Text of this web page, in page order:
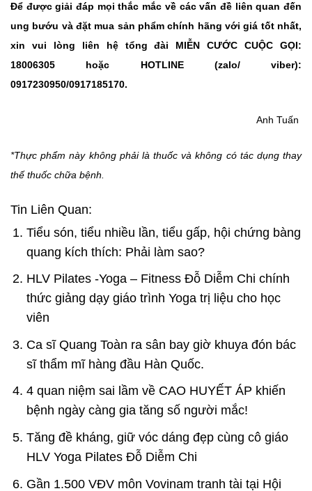
Để được giải đáp mọi thắc mắc về các vấn đề liên quan đến
ung bướu và đặt mua sản phẩm chính hãng với giá tốt nhất,
xin vui lòng liên hệ tổng đài MIỄN CƯỚC CUỘC GỌI:
18006305 hoặc HOTLINE (zalo/ viber):
0917230950/0917185170.
Anh Tuấn
*Thực phẩm này không phải là thuốc và không có tác dụng thay
thế thuốc chữa bệnh.
Tin Liên Quan:
Tiểu són, tiểu nhiều lần, tiểu gấp, hội chứng bàng
quang kích thích: Phải làm sao?
HLV Pilates -Yoga – Fitness Đỗ Diễm Chi chính
thức giảng dạy giáo trình Yoga trị liệu cho học
viên
Ca sĩ Quang Toàn ra sân bay giờ khuya đón bác
sĩ thẩm mĩ hàng đầu Hàn Quốc.
4 quan niệm sai lầm về CAO HUYẾT ÁP khiến
bệnh ngày càng gia tăng số người mắc!
Tăng đề kháng, giữ vóc dáng đẹp cùng cô giáo
HLV Yoga Pilates Đỗ Diễm Chi
Gần 1.500 VĐV môn Vovinam tranh tài tại Hội